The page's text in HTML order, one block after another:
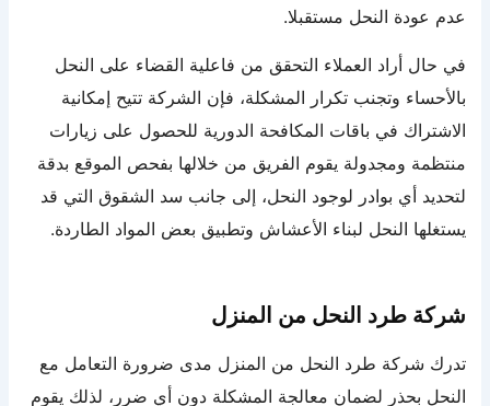
عدم عودة النحل مستقبلا.
في حال أراد العملاء التحقق من فاعلية القضاء على النحل
بالأحساء وتجنب تكرار المشكلة، فإن الشركة تتيح إمكانية
الاشتراك في باقات المكافحة الدورية للحصول على زيارات
منتظمة ومجدولة يقوم الفريق من خلالها بفحص الموقع بدقة
لتحديد أي بوادر لوجود النحل، إلى جانب سد الشقوق التي قد
يستغلها النحل لبناء الأعشاش وتطبيق بعض المواد الطاردة.
شركة طرد النحل من المنزل
تدرك شركة طرد النحل من المنزل مدى ضرورة التعامل مع
النحل بحذر لضمان معالجة المشكلة دون أي ضرر، لذلك يقوم